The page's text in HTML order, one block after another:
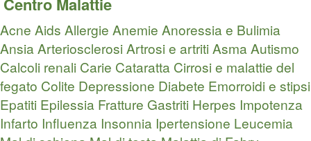
Acne Aids Allergie Anemie Anoressia e Bulimia
AnsiaArteriosclerosiArtrosi e artritiAsmaAutismo
Calcoli renali Carie Cataratta Cirrosi e malattie del
fegato Colite Depressione Diabete Emorroidi e stipsi
Epatiti Epilessia Fratture Gastriti Herpes Impotenza
Infarto Influenza Insonnia Ipertensione Leucemia